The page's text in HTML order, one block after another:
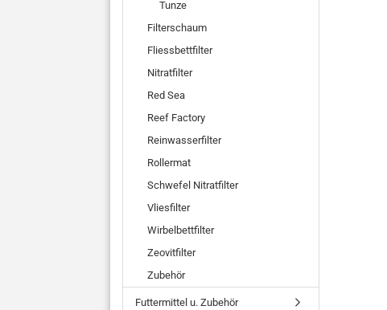
Tunze
Filterschaum
Fliessbettfilter
Nitratfilter
Red Sea
Reef Factory
Reinwasserfilter
Rollermat
Schwefel Nitratfilter
Vliesfilter
Wirbelbettfilter
Zeovitfilter
Zubehör
Futtermittel u. Zubehör